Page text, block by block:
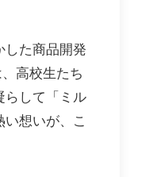
した商品開発
高校生たち
らして「ミル
想いが、こ